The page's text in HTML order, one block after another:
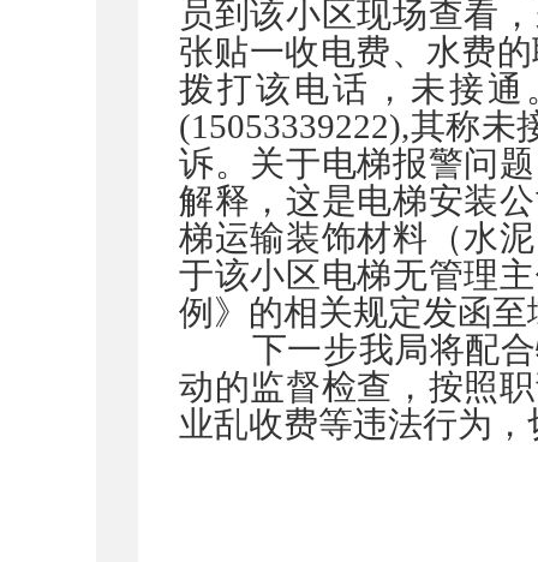
员到该小区现场查看
张贴一收电费、水费
拨打该电话，未接
(15053339222),其称
诉。关于电梯报警问
解释，这是电梯安装
梯运输装饰材料（水
于该小区电梯无管理
例》的相关规定发函
下一步我局将配合
动的监督检查，按照
业乱收费等违法行为